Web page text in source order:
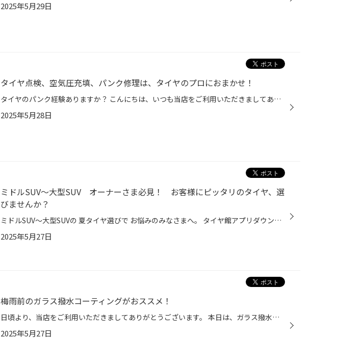
2025年5月29日
タイヤ点検、空気圧充填、パンク修理は、タイヤのプロにおまかせ！
タイヤのパンク経験ありますか？ こんにちは、いつも当店をご利用いただきましてありがとうございます。 タイヤは、釘やネジが刺さったり、縁石への衝突による損傷はもちろん、空気が徐々に抜け、 空気が少ない状態で走行を続けた結果、パンクしてしまうことがあります。 パンクの修理はお任せくだ...
2025年5月28日
ミドルSUV～大型SUV オーナーさま必見！ お客様にピッタリのタイヤ、選
びませんか？
ミドルSUV～大型SUVの 夏タイヤ選びで お悩みのみなさまへ。 タイヤ館アプリダウンロードでお得にタイヤGET 詳しくはこちら 本日は ミドルSUV～大型SUVに オススメのタイヤを紹介いたします♪ まず SUVとは 一般的な乗用車と比べて 車高が高いので 多少の悪路でも走行できるよう 十分なロードクリア...
2025年5月27日
梅雨前のガラス撥水コーティングがおススメ！
日頃より、当店をご利用いただきましてありがとうございます。 本日は、ガラス撥水コーティングについてのご紹介です。 ガラス撥水コーティングもコクピット・タイヤ館にお任せ！ 突然ですが、当店でフロントガラスの撥水コーティングができることをご存じでしたか？ コクピット・タイヤ館では、タ...
2025年5月27日